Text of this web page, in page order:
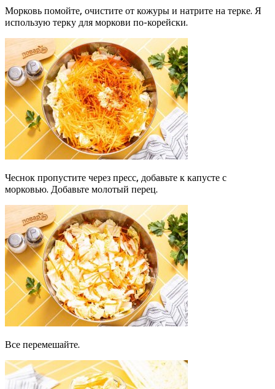
Морковь помойте, очистите от кожуры и натрите на терке. Я
использую терку для моркови по-корейски.
Чеснок пропустите через пресс, добавьте к капусте с
морковью. Добавьте молотый перец.
Все перемешайте.